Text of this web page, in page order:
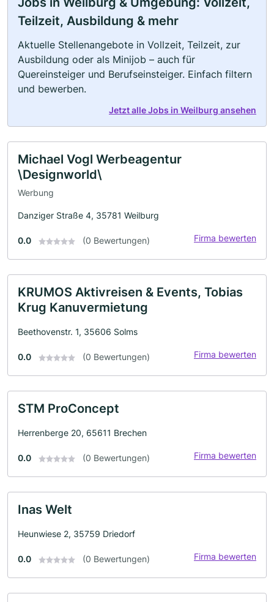
Teilzeit, Ausbildung & mehr
Aktuelle Stellenangebote in Vollzeit, Teilzeit, zur
Ausbildung oder als Minijob – auch für
Quereinsteiger und Berufseinsteiger. Einfach filtern
und bewerben.
Jetzt alle Jobs in Weilburg ansehen
Michael Vogl Werbeagentur
\Designworld\
Werbung
Danziger Straße 4, 35781 Weilburg
0.0 (0 Bewertungen) Firma bewerten
KRUMOS Aktivreisen & Events, Tobias
Krug Kanuvermietung
Beethovenstr. 1, 35606 Solms
0.0 (0 Bewertungen) Firma bewerten
STM ProConcept
Herrenberge 20, 65611 Brechen
0.0 (0 Bewertungen) Firma bewerten
Inas Welt
Heunwiese 2, 35759 Driedorf
0.0 (0 Bewertungen) Firma bewerten